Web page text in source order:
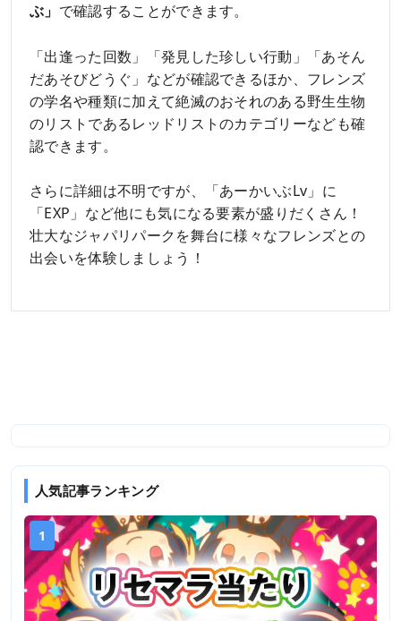
ぶ」 で確認することができます。
「出逢った回数」「発見した珍しい行動」「あそん
だあそびどうぐ」などが確認できるほか、フレンズ
の学名や種類に加えて絶滅のおそれのある野生生物
のリストであるレッドリストのカテゴリーなども確
認できます。
さらに詳細は不明ですが、「あーかいぶLv」に
「EXP」など他にも気になる要素が盛りだくさん！
壮大なジャパリパークを舞台に様々なフレンズとの
出会いを体験しましょう！
人気記事ランキング
1